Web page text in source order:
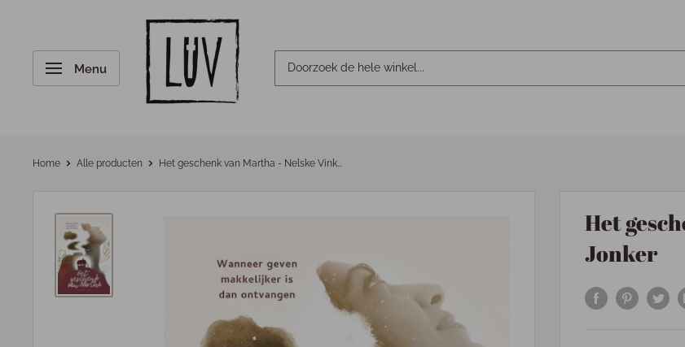
Menu
Home Alle producten Het geschenk van Martha - Nelske Vink...
Het
Jonker